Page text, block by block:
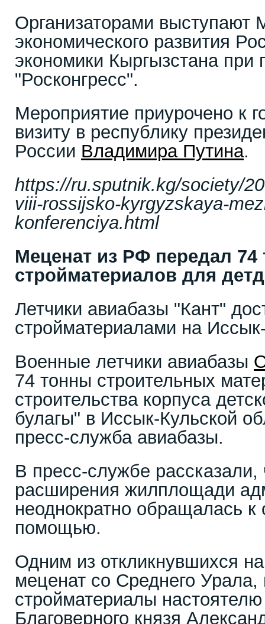
Организаторами выступают
экономического развития
экономики Кыргызстана
"Росконгресс".
Мероприятие приурочено к
визиту в республику
России Владимира Путина.
https://ru.sputnik.kg/society/
viii-rossijsko-kyrgyzskaya-
konferenciya.html
Меценат из РФ передал 74
стройматериалов для
Летчики авиабазы "Кант"
стройматериалами на
Военные летчики авиабазы
74 тонны строительных
строительства корпуса
булагы" в Иссык-Кульской
пресс-служба авиабазы.
В пресс-службе рассказали,
расширения жилплощади
неоднократно обращалась к
помощью.
Одним из откликнувшихся
меценат со Среднего
стройматериалы
Благоверного князя